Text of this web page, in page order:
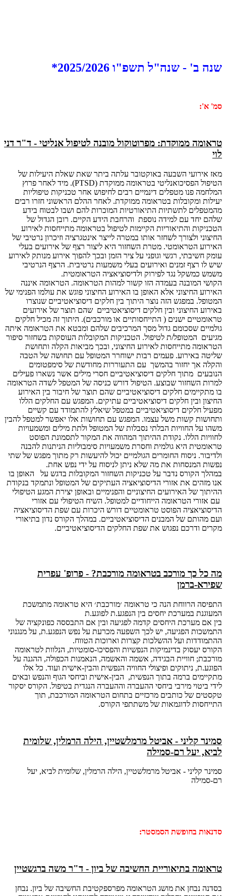
שנה ב' - שנה"ל תשפ"ו 2025/2026*
סמ' א':
טראומה ממוקדת: מפרוטוקול מובנה לטיפול אנליטי - ד"ר דני
לוי
מאז אירועי השבעה באוקטובר עלתה ביתר שאת שאלת היעילות של
הטיפול הפסיכואנליטי בטראומה ממוקדת (PTSD). מיד לאחר פרוץ
המלחמה פנו מטפלים דינמיים רבים לחיפוש אחר טכניקות טיפוליות
יעילות ומקובלות בטראומה ממוקדת. לאחר ההלם הראשוני חזרו רבים
מהמטפלים לתשתיות התיאורטיות המוכרות להם ושבו לבטוח בידע
שלהם יחד עם למידה נוספת והרחבת הידע הקיים. רובן הגדול של
הטכניקות והתיאוריות הקיימות לטיפול בטראומה מתייחסות לאירוע
החיצוני ולצורך לשחזר אותו במטרה לייצר אינטגרציה וזיכרון נרטיבי של
האירוע הטראומטי. מטרת השחזור היא ליצור רצף של אירועים בעלי
עומק חשיבתי, רגשי וגופני על ציר הזמן ובכך להפוך אירוע מנותק לאירוע
שיש לו רצף זמנים ואירועים בעלי משמעות נרטיבית. הרצף הנרטיבי
משמש כמשקל נגד לפירוק ולדיסוציאציה הטראומטית.
הקושי המובנה בעמדה הזו קשור למהות הטראומה. הטראומה איננה
האירוע החיצוני אלא האופן בו האירוע החיצוני פוגש את עולמו הפנימי של
המטופל. במפגש הזה נוצר היתוך בין חלקים דיסוציאטיביים שנוצרו
באירוע החיצוני ובין חלקים דיסוציאטיביים שהם תוצר של אירועים
טראומטיים ישנים ( התייחסותיים או מורכבים). היתוך זה מכיל חלקים
גולמיים שסכומם גדול מסך המרכיבים שלהם ומבטא את הטראומה איתה
מגיעים המטופל/ת לטיפול. הטכניקות המקובלות העוסקות בשחזור סיפור
הטראומה מתייחסות לאירוע החיצוני, ובכך מביאות הקלה ותחושת
שליטה באירוע. פעמים רבות ישוחרר המטופל עם תחושה של הטבה
והקלה אך יחזור בהמשך עם התעוררות מחודשת של סימפטומים
הנובעים מתוך חלקים דיסוציאטיביים חסרי מילים אשר נשארו פעילים
למרות השחזור שבוצע. הטיפול דורש כניסה של המטפל לשדה הטראומה
בו מתקיימים חלקים דיסוציאטיביים שהם תוצר של חיבור בין האירוע
החיצון ובין חלקים דיסוציאטיביים עתיקים. המפגש עם החלקים הללו
מפעיל חלקים דיסוציאטיביים במטפל שיאלץ להתמודד עם קשיים
ותחושות קשות משל עצמו. המפגש עם תחושות אלו יאפשר למטפל להבין
משהו על החוויות הבלתי נסבלות של המטופל ולתת מילים ומשמעויות
לחוויות הללו. נקודת ההיתוך המהווה את המקור לתסמונת הפוסט
טראומטית היא גולמית וחסרת משמעויות סימבוליות הניתנות להבנה
ולדיבור. ניסוח החומרים הגולמיים יכול להיעשות רק מתוך מפגש של שתי
נפשות המנסחות את מה שלא ניתן לניסוח על ידי נפש אחת.
במהלך הקורס נדבר על טכניקות השחזור המקובלות בדגש על האופן בו
אנו מזהים את אזורי הדיסוציאציה העתיקים של המטופל ונתמקד בנקודת
ההיתוך של האירועים החיצוניים והפנימיים ובאופן יצירת המגע הטיפולי
עם אזורי הטראומה הייחודיים למטופל. השיח הטיפולי עם אזורי
הדיסוציאציה הפוסט טראומטיים דורש היכרות עם שפת הדיסוציאציה
ועם מהותם של המבנים הדיסוציאטיביים. במהלך הקורס נדון בתיאורי
מקרים ודרכם נפגוש את שפת החלקים הדיסוציאטיביים.
מה כל כך מורכב בטראומה מורכבת? - פרופ' עפרית
שפירא-ברמן
התפיסה הרווחת הנה כי טראומה ׳מורכבת׳ היא טראומה מתמשכת
המעוגנת במערכת יחסים בין הנפגע.ת לפוגע.ת
בין אם מערכת היחסים קדמה לפגיעה ובין אם התבססה כפונקציה של
התמשכות הפגיעה, יש לכך השפעה מכרעת על נפש הנפגע.ת, על מנגנוני
ההתמודדות ועל ההשלכות קצרות וארוכות הטווח.
הקורס יעסוק בדינמיקות הנפשיות והפסיכו-סומטיות, הנלוות לטראומה
מורכבת; חוויית הבגידה, אשמה והאשמה, הנאמנות הכפולה, ההגנה על
הפוגע.ת, ניתוקים ופיצולי החוויה הנפשית והבין-אישית ועוד. כל אלו
מתקיימים ברמה בתוך הנפשית, הבין-אישית וביחסי הגוף והנפש ובאים
לידי ביטוי מירבי ביחסי ההעברה וההעברה הנגדית בטיפול. הקורס יסקור
טקסטים של כותבים מרכזיים בתחום הטראומה המורכבת, תוך
התייחסות לדוגמאות של משתתפי הקורס.
סמינר קליני - אביטל מרמלשטיין, הילה הרמלין, שלומית
לביא, יעל רם-סמילה
סמינר קליני - אביטל מרמלשטיין, הילה הרמלין, שלומית לביא, יעל
רם-סמילה
סדנאות בחופשת הסמסטר:
טראומה בתיאוריית החשיבה של ביון - ד"ר משה ברגשטיין
בסדנה נבחן את מושג הטראומה מפרספקטיבת החשיבה של ביון. נבחן